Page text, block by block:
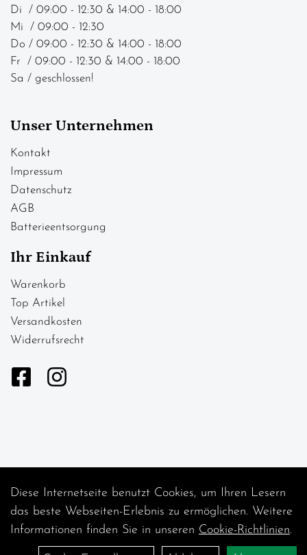
Di / 09:00 - 12:30 & 14:00 - 18:00
Mi / 09:00 - 12:30
Do / 09:00 - 12:30 & 14:00 - 18:00
Fr / 09:00 - 12:30 & 14:00 - 18:00
Sa / geschlossen!
Unser Unternehmen
Kontakt
Impressum
Datenschutz
AGB
Batterieentsorgung
Ihr Einkauf
Warenkorb
Top Artikel
Versandkosten
Widerrufsrecht
Diese Internetseite benutzt Cookies, um Ihren Lesern
das beste Webseiten-Erlebnis zu ermöglichen. Weitere
Informationen finden Sie in unseren Cookie-Richtlinien.
Auftrag widerrufen